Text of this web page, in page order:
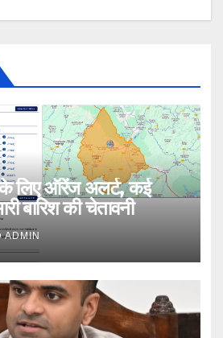
लिए ऑरेंज अलर्ट, कई
बारिश की चेतावनी
ADMIN